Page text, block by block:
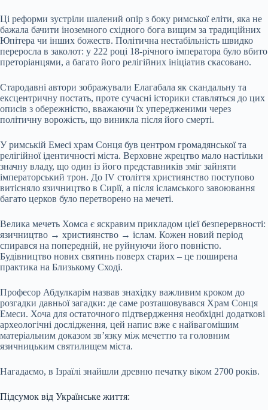
Ці реформи зустріли шалений опір з боку римської еліти, яка не
бажала бачити іноземного східного бога вищим за традиційних
Юпітера чи інших божеств. Політична нестабільність швидко
переросла в заколот: у 222 році 18-річного імператора було вбито
преторіанцями, а багато його релігійних ініціатив скасовано.
Стародавні автори зображували Елагабала як скандальну та
ексцентричну постать, проте сучасні історики ставляться до цих
описів з обережністю, вважаючи їх упередженими через
політичну ворожість, що виникла після його смерті.
У римській Емесі храм Сонця був центром громадянської та
релігійної ідентичності міста. Верховне жрецтво мало настільки
значну владу, що один із його представників зміг зайняти
імператорський трон. До IV століття християнство поступово
витісняло язичництво в Сирії, а після ісламського завоювання
багато церков було перетворено на мечеті.
Велика мечеть Хомса є яскравим прикладом цієї безперервності:
язичництво → християнство → іслам. Кожен новий період
спирався на попередній, не руйнуючи його повністю.
Будівництво нових святинь поверх старих – це поширена
практика на Близькому Сході.
Професор Абдулкарім назвав знахідку важливим кроком до
розгадки давньої загадки: де саме розташовувався Храм Сонця
Емеси. Хоча для остаточного підтвердження необхідні додаткові
археологічні дослідження, цей напис вже є найвагомішим
матеріальним доказом зв’язку між мечеттю та головним
язичницьким святилищем міста.
Нагадаємо, в Ізраїлі знайшли древню печатку віком 2700 років.
Підсумок від Українське життя: